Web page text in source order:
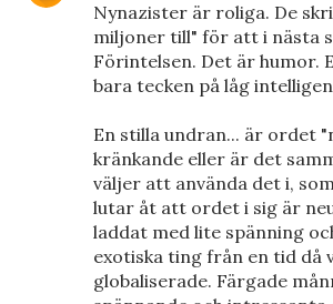
Nynazister är roliga. De
miljoner till" för att i nästa
Förintelsen. Det är humor.
bara tecken på låg
En stilla undran... är ordet
kränkande eller är det
väljer att använda det i,
lutar åt att ordet i sig är
laddat med lite spänning
exotiska ting från en tid då
globaliserade. Färgade